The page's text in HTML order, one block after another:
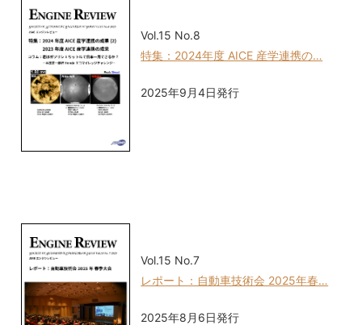
Vol.15 No.8
特集：2024年度 AICE 産学連携の…
2025年9月4日発行
Vol.15 No.7
レポート：自動車技術会 2025年春…
2025年8月6日発行